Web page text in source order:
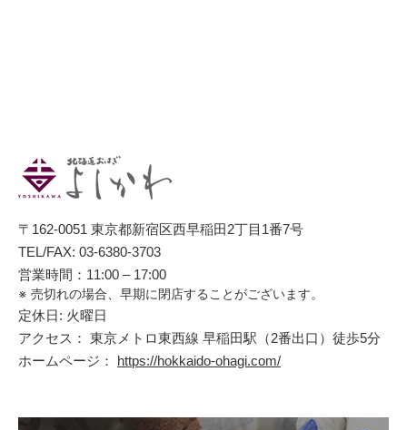
〒162-0051 東京都新宿区西早稲田2丁目1番7号
TEL/FAX: 03-6380-3703
営業時間：11:00 – 17:00
売切れの場合、早期に閉店することがございます。
定休日: 火曜日
アクセス： 東京メトロ東西線 早稲田駅（2番出口）徒歩5分
ホームページ： https://hokkaido-ohagi.com/